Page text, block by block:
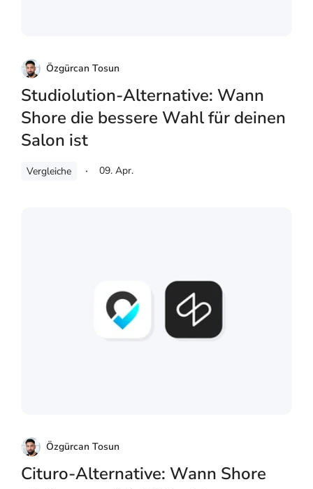
Özgürcan Tosun
Studiolution-Alternative: Wann
Shore die bessere Wahl für deinen
Salon ist
Vergleiche 09. Apr.
Özgürcan Tosun
Cituro-Alternative: Wann Shore